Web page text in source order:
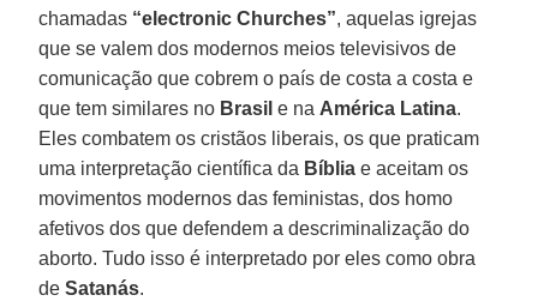
chamadas “electronic Churches”, aquelas igrejas
que se valem dos modernos meios televisivos de
comunicação que cobrem o país de costa a costa e
que tem similares no Brasil e na América Latina.
Eles combatem os cristãos liberais, os que praticam
uma interpretação científica da Bíblia e aceitam os
movimentos modernos das feministas, dos homo
afetivos dos que defendem a descriminalização do
aborto. Tudo isso é interpretado por eles como obra
deSatanás.